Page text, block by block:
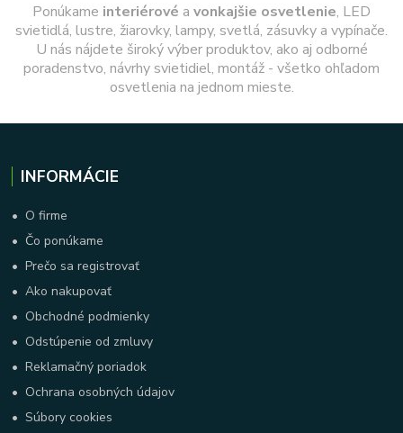
Ponúkame interiérové a vonkajšie osvetlenie, LED
svietidlá, lustre, žiarovky, lampy, svetlá, zásuvky a vypínače.
U nás nájdete široký výber produktov, ako aj odborné
poradenstvo, návrhy svietidiel, montáž - všetko ohľadom
osvetlenia na jednom mieste.
INFORMÁCIE
• O firme
• Čo ponúkame
•Prečo sa registrovať
•Ako nakupovať
• Obchodné podmienky
• Odstúpenie od zmluvy
•Reklamačný poriadok
• Ochrana osobných údajov
•Súbory cookies